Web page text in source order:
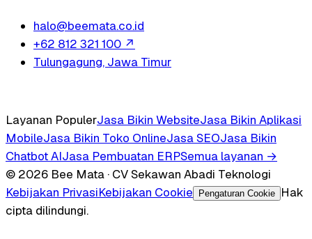
halo@beemata.co.id
+62 812 321 100 ↗
Tulungagung, Jawa Timur
Layanan PopulerJasa Bikin WebsiteJasa Bikin Aplikasi
MobileJasa Bikin Toko OnlineJasa SEOJasa Bikin
Chatbot AIJasa Pembuatan ERPSemua layanan →
© 2026 Bee Mata · CV Sekawan Abadi Teknologi
Kebijakan PrivasiKebijakan Cookie Pengaturan Cookie
Hak
cipta dilindungi.